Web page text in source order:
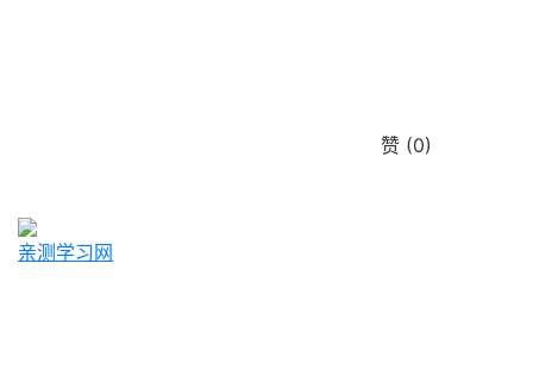
赞 (0)
亲测学习网